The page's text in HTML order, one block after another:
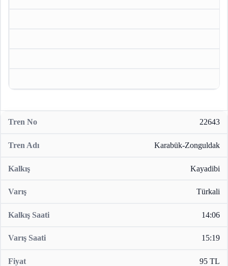
22643
Karabük-Zonguldak
Kayadibi
Türkali
14:06
15:19
95 TL